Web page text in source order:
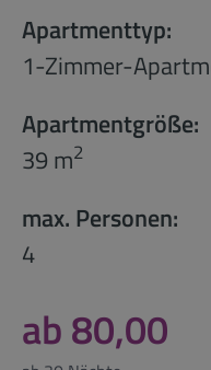
Apartmenttyp:
1-Zimmer-
Apartmentgröße:
39 m2
max. Personen:
4
ab 80,00